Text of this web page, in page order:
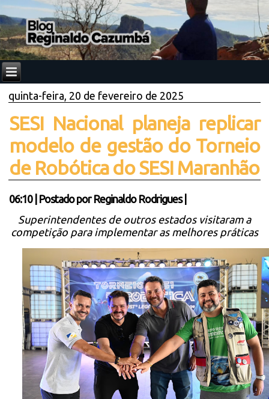
quinta-feira, 20 de fevereiro de 2025
SESI Nacional planeja replicar
modelo de gestão do Torneio
de Robótica do SESI Maranhão
06:10| Postado por Reginaldo Rodrigues
Superintendentes de outros estados visitaram a
competição para implementar as melhores práticas